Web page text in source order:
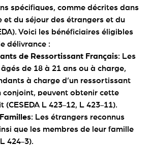
spécifiques, comme décrites dans
et du séjour des étrangers et du
Voici les bénéficiaires éligibles
délivrance :
de Ressortissant Français: Les
de 18 à 21 ans ou à charge,
à charge d’un ressortissant
conjoint, peuvent obtenir cette
L 423-12, L 423-11).
: Les étrangers reconnus
que les membres de leur famille
424-3).